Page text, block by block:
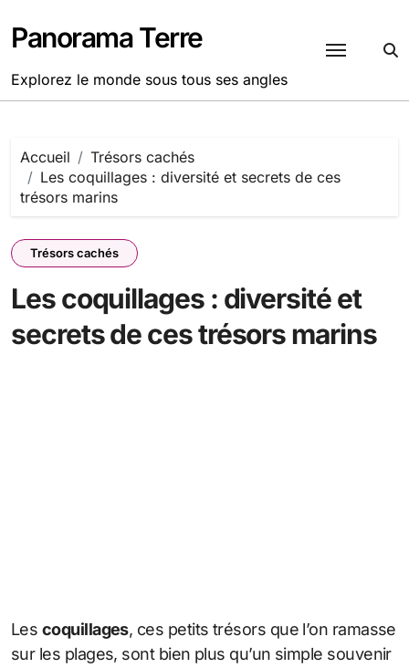
au
contenu
Panorama Terre
Explorez le monde sous tous ses angles
Accueil
Trésors cachés
Les coquillages : diversité et secrets de ces
trésors marins
Trésors cachés
Les coquillages : diversité et
secrets de ces trésors marins
Les coquillages, ces petits trésors que l’on ramasse
sur les plages, sont bien plus qu’un simple souvenir